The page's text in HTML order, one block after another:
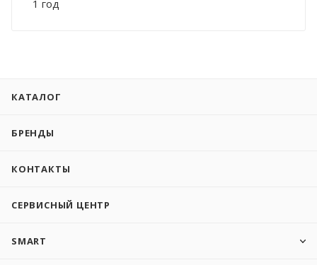
1 год
КАТАЛОГ
БРЕНДЫ
КОНТАКТЫ
СЕРВИСНЫЙ ЦЕНТР
SMART